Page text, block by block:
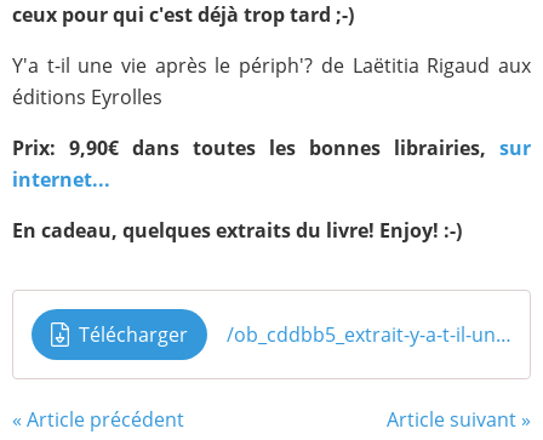
ceux pour qui c'est déjà trop tard ;-)
Y'a t-il une vie après le périph'? de Laëtitia Rigaud aux
éditions Eyrolles
Prix: 9,90€ dans toutes les bonnes librairies, sur
internet...
En cadeau, quelques extraits du livre! Enjoy! :-)
Télécharger /ob_cddbb5_extrait-y-a-t-il-une-vie-apre-s-le-pe
« Article précédent
Article suivant »